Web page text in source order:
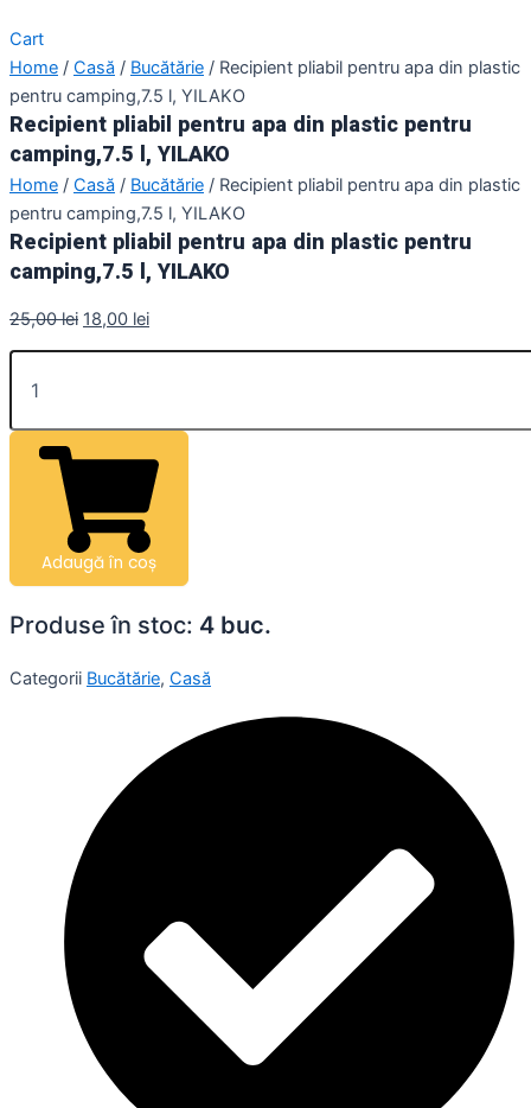
Cart
Home / Casă / Bucătărie / Recipient pliabil pentru apa din plastic
pentru camping,7.5 l, YILAKO
Recipient pliabil pentru apa din plastic pentru
camping,7.5 l, YILAKO
Home / Casă / Bucătărie / Recipient pliabil pentru apa din plastic
pentru camping,7.5 l, YILAKO
Recipient pliabil pentru apa din plastic pentru
camping,7.5 l, YILAKO
25,00lei 18,00 lei
Adaugă în coș
Produse în stoc: 4 buc.
Categorii Bucătărie, Casă